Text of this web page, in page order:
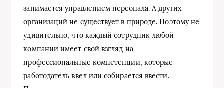
занимается управлением персонала. А других
организаций не существует в природе. Поэтому не
удивительно, что каждый сотрудник любой
компании имеет свой взгляд на
профессиональные компетенции, которые
работодатель ввел или собирается ввести.